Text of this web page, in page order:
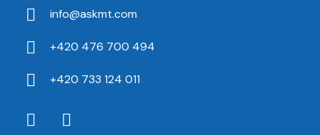
info@askmt.com
+420 476 700 494
+420 733 124 011